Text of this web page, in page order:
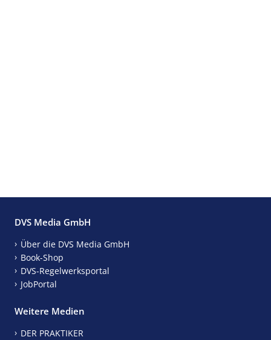
DVS Media GmbH
Über die DVS Media GmbH
Book-Shop
DVS-Regelwerksportal
JobPortal
Weitere Medien
DER PRAKTIKER